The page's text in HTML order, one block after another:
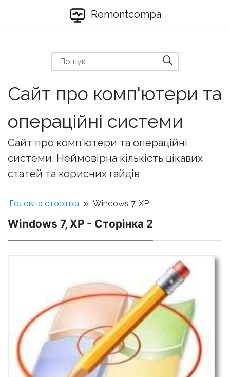
Remontcompa
Сайт про комп'ютери та
операційні системи
Сайт про комп'ютери та операційні
системи. Неймовірна кількість цікавих
статей та корисних гайдів
Головна сторінка Windows 7, XP
Windows 7, XP - Сторінка 2